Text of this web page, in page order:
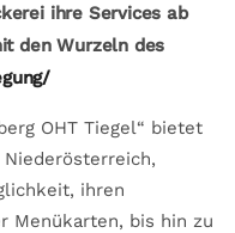
ihre Services ab
den Wurzeln des
OHT Tiegel“ bietet
ihren
Menükarten, bis hin zu